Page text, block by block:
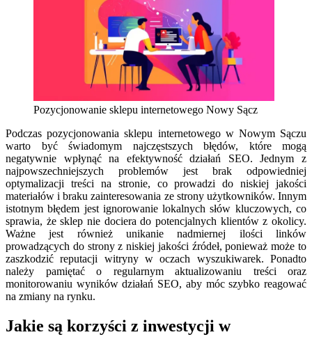
Pozycjonowanie sklepu internetowego Nowy Sącz
Podczas pozycjonowania sklepu internetowego w Nowym Sączu
warto być świadomym najczęstszych błędów, które mogą
negatywnie wpłynąć na efektywność działań SEO. Jednym z
najpowszechniejszych problemów jest brak odpowiedniej
optymalizacji treści na stronie, co prowadzi do niskiej jakości
materiałów i braku zainteresowania ze strony użytkowników. Innym
istotnym błędem jest ignorowanie lokalnych słów kluczowych, co
sprawia, że sklep nie dociera do potencjalnych klientów z okolicy.
Ważne jest również unikanie nadmiernej ilości linków
prowadzących do strony z niskiej jakości źródeł, ponieważ może to
zaszkodzić reputacji witryny w oczach wyszukiwarek. Ponadto
należy pamiętać o regularnym aktualizowaniu treści oraz
monitorowaniu wyników działań SEO, aby móc szybko reagować
na zmiany na rynku.
Jakie są korzyści z inwestycji w